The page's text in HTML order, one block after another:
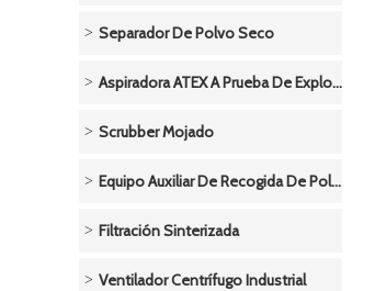
Separador De Polvo Seco
Aspiradora ATEX A Prueba De Explosivos-Neumática
Scrubber Mojado
Equipo Auxiliar De Recogida De Polvo
Filtración Sinterizada
Ventilador Centrífugo Industrial